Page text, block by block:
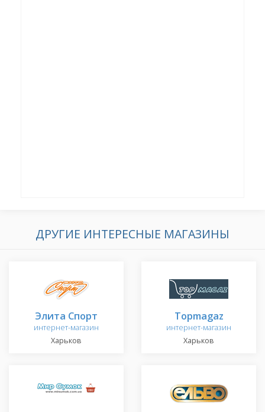
ДРУГИЕ ИНТЕРЕСНЫЕ МАГАЗИНЫ
Элита Спорт
интернет-магазин
Харьков
Topmagaz
интернет-магазин
Харьков